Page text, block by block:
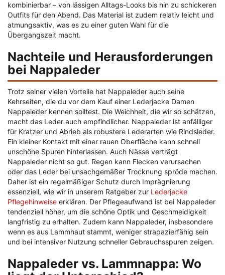
kombinierbar – von lässigen Alltags-Looks bis hin zu schickeren
Outfits für den Abend. Das Material ist zudem relativ leicht und
atmungsaktiv, was es zu einer guten Wahl für die
Übergangszeit macht.
Nachteile und Herausforderungen
bei Nappaleder
Trotz seiner vielen Vorteile hat Nappaleder auch seine
Kehrseiten, die du vor dem Kauf einer Lederjacke Damen
Nappaleder kennen solltest. Die Weichheit, die wir so schätzen,
macht das Leder auch empfindlicher. Nappaleder ist anfälliger
für Kratzer und Abrieb als robustere Lederarten wie Rindsleder.
Ein kleiner Kontakt mit einer rauen Oberfläche kann schnell
unschöne Spuren hinterlassen. Auch Nässe verträgt
Nappaleder nicht so gut. Regen kann Flecken verursachen
oder das Leder bei unsachgemäßer Trocknung spröde machen.
Daher ist ein regelmäßiger Schutz durch Imprägnierung
essenziell, wie wir in unserem Ratgeber zur Lederjacke
Pflegehinweise erklären. Der Pflegeaufwand ist bei Nappaleder
tendenziell höher, um die schöne Optik und Geschmeidigkeit
langfristig zu erhalten. Zudem kann Nappaleder, insbesondere
wenn es aus Lammhaut stammt, weniger strapazierfähig sein
und bei intensiver Nutzung schneller Gebrauchsspuren zeigen.
Nappaleder vs. Lammnappa: Wo